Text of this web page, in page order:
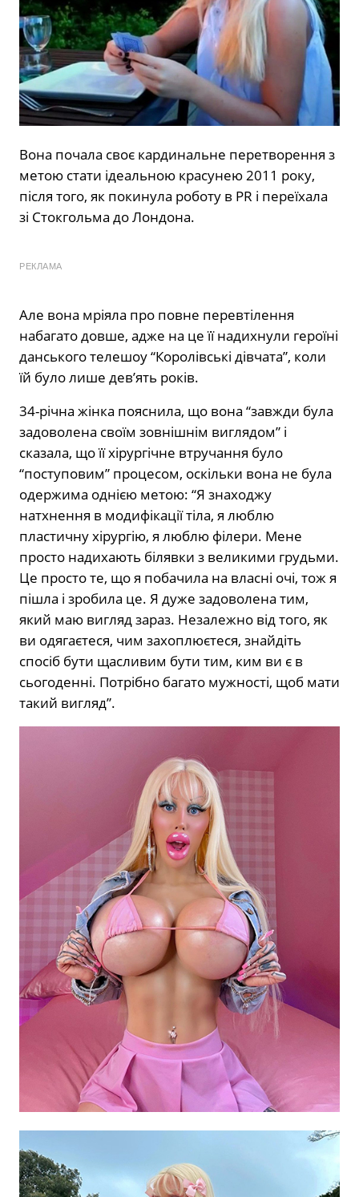
Вона почала своє кардинальне перетворення з
метою стати ідеальною красунею 2011 року,
після того, як покинула роботу в PR і переїхала
зі Стокгольма до Лондона.
РЕКЛАМА
Але вона мріяла про повне перевтілення
набагато довше, адже на це її надихнули героїні
данського телешоу “Королівські дівчата”, коли
їй було лише дев’ять років.
34-річна жінка пояснила, що вона “завжди була
задоволена своїм зовнішнім виглядом” і
сказала, що її хірургічне втручання було
“поступовим” процесом, оскільки вона не була
одержима однією метою: “Я знаходжу
натхнення в модифікації тіла, я люблю
пластичну хірургію, я люблю філери. Мене
просто надихають білявки з великими грудьми.
Це просто те, що я побачила на власні очі, тож я
пішла і зробила це. Я дуже задоволена тим,
який маю вигляд зараз. Незалежно від того, як
ви одягаєтеся, чим захоплюєтеся, знайдіть
спосіб бути щасливим бути тим, ким ви є в
сьогоденні. Потрібно багато мужності, щоб мати
такий вигляд”.